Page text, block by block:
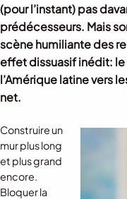
(pour l’instant) pas
prédécesseurs. Mais
scène humiliante des
effet dissuasif inédit:
l’Amérique latine vers
net.
Construire un
mur plus long
et plus grand
encore.
Bloquer la